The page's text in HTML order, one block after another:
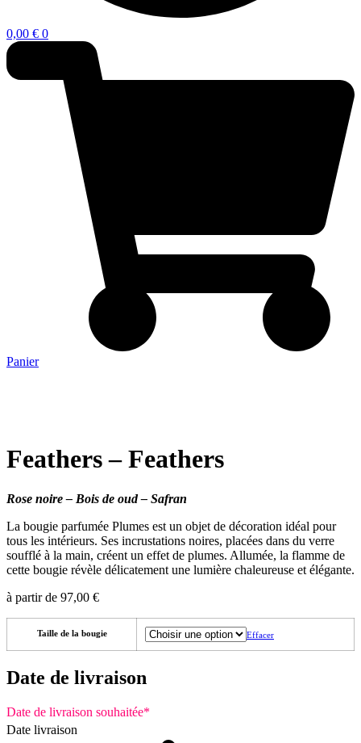
0,00 € 0
Panier
Feathers – Feathers
Rose noire – Bois de oud – Safran
La bougie parfumée Plumes est un objet de décoration idéal pour
tous les intérieurs. Ses incrustations noires, placées dans du verre
soufflé à la main, créent un effet de plumes. Allumée, la flamme de
cette bougie révèle délicatement une lumière chaleureuse et élégante.
à partir de 97,00 €
Taille de la bougie Effacer
Date de livraison
Date de livraison souhaitée*
Date livraison